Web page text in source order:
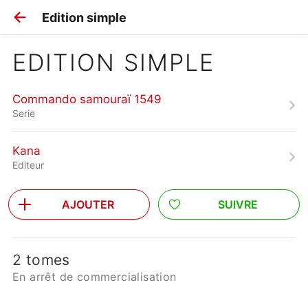
Edition simple
EDITION SIMPLE
Commando samouraï 1549
Serie
Kana
Editeur
AJOUTER SUIVRE
2 tomes
En arrêt de commercialisation